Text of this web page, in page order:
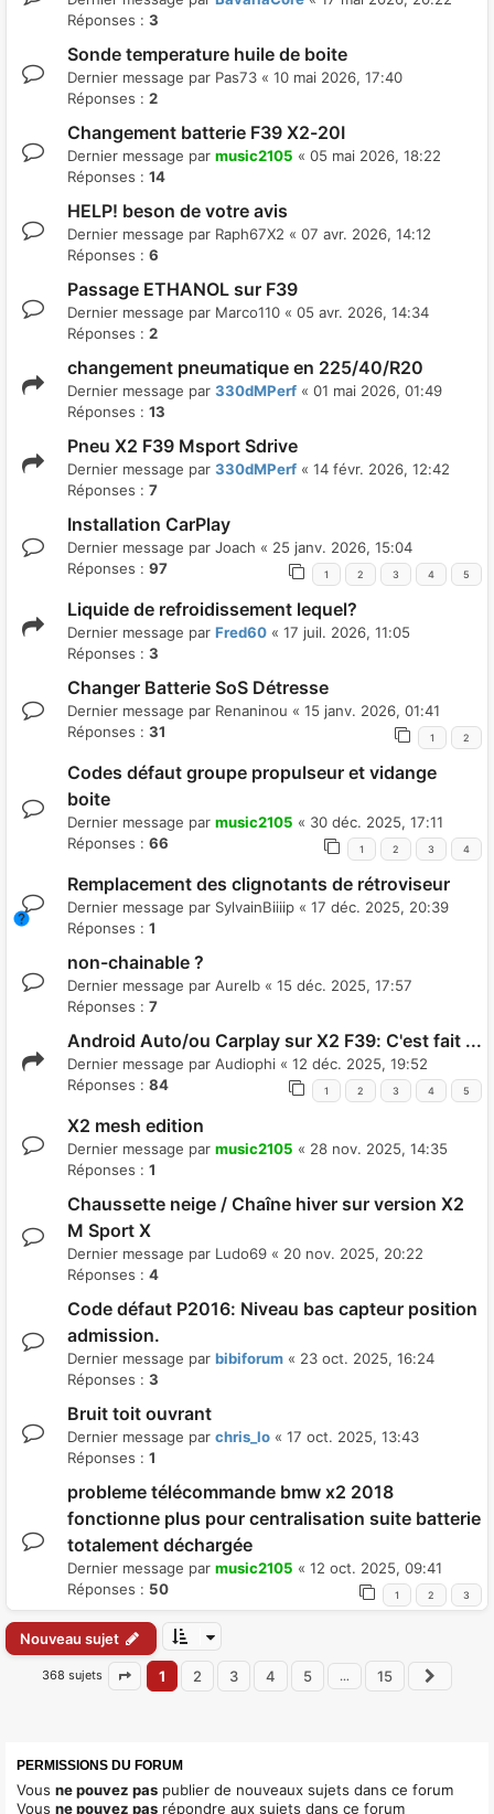
Réponses : 3
Sonde temperature huile de boite
Dernier message par Pas73 « 10 mai 2026, 17:40
Réponses : 2
Changement batterie F39 X2-20I
Dernier message par music2105 « 05 mai 2026, 18:22
Réponses : 14
HELP! beson de votre avis
Dernier message par Raph67X2 « 07 avr. 2026, 14:12
Réponses : 6
Passage ETHANOL sur F39
Dernier message par Marco110 « 05 avr. 2026, 14:34
Réponses : 2
changement pneumatique en 225/40/R20
Dernier message par 330dMPerf « 01 mai 2026, 01:49
Réponses : 13
Pneu X2 F39 Msport Sdrive
Dernier message par 330dMPerf « 14 févr. 2026, 12:42
Réponses : 7
Installation CarPlay
Dernier message par Joach « 25 janv. 2026, 15:04
Réponses : 97 1 2 3 4 5
Liquide de refroidissement lequel?
Dernier message par Fred60 « 17 juil. 2026, 11:05
Réponses : 3
Changer Batterie SoS Détresse
Dernier message par Renaninou « 15 janv. 2026, 01:41
Réponses : 31 1 2
Codes défaut groupe propulseur et vidange
boite
Dernier message par music2105 « 30 déc. 2025, 17:11
Réponses : 66 1 2 3 4
Remplacement des clignotants de rétroviseur
Dernier message par SylvainBiiiip « 17 déc. 2025, 20:39
Réponses : 1
non-chainable ?
Dernier message par Aurelb « 15 déc. 2025, 17:57
Réponses : 7
Android Auto/ou Carplay sur X2 F39: C'est fait ...
Dernier message par Audiophi « 12 déc. 2025, 19:52
Réponses : 84 1 2 3 4 5
X2 mesh edition
Dernier message par music2105 « 28 nov. 2025, 14:35
Réponses : 1
Chaussette neige / Chaîne hiver sur version X2
M Sport X
Dernier message par Ludo69 « 20 nov. 2025, 20:22
Réponses : 4
Code défaut P2016: Niveau bas capteur position
admission.
Dernier message par bibiforum « 23 oct. 2025, 16:24
Réponses : 3
Bruit toit ouvrant
Dernier message par chris_lo « 17 oct. 2025, 13:43
Réponses : 1
probleme télécommande bmw x2 2018
fonctionne plus pour centralisation suite batterie
totalement déchargée
Dernier message par music2105 « 12 oct. 2025, 09:41
Réponses : 50 1 2 3
Nouveau sujet
368 sujets Page sur
1 2 3 4 5 … 15
PERMISSIONS DU FORUM
Vous ne pouvez pas publier de nouveaux sujets dans ce forum
Vous ne pouvez pas répondre aux sujets dans ce forum